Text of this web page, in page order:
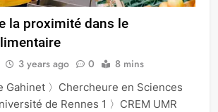
la proximité dans le
3 years ago 0 8 mins
Gahinet 〉Chercheure en Sciences
de Rennes 1 〉CREM UMR